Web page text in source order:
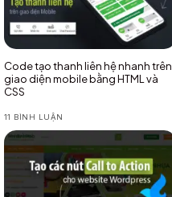
Code tạo thanh liên hệ nhanh trên
giao diện mobile bằng HTML và
CSS
11 BÌNH LUẬN